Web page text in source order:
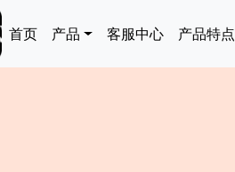
Main navigation
首页 产品 客服中心 产品特点